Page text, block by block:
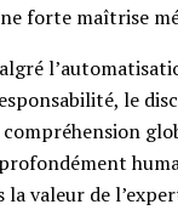
forte maîtrise
le
la valeur de